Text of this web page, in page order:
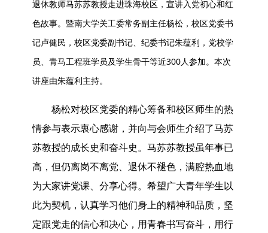
退休教师马苏苏教授走进珠海校区，宣讲入党初心和红
色故事。暨南大学关工委常务副主任杨松，校区党委书
记卢健民，校区党委副书记、纪委书记朱蕴利，党校学
员、青马工程班学员及学生骨干等近300人参加。本次
讲座由朱蕴利主持。
杨松对校区党委的精心筹备和校区师生的热
情参与表示衷心感谢，并向与会师生介绍了马苏
苏教授的成长史和奋斗史。马苏苏教授虽年事已
高，但仍离岗不离党、退休不褪色，满腔热血地
为大家讲党课、分享心得。希望广大青年学生以
此为契机，认真学习他们身上的精神和品质，坚
定跟党走的信心和决心，用青春书写奋斗，用行